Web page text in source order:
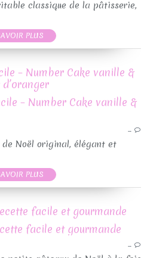
classique de la pâtisserie,
PLUS
– Number Cake vanille &
…
de Noël original, élégant et
PLUS
facile et gourmande
…